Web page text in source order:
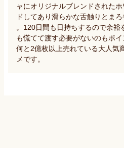
ャにオリジナルブレンドされた
ドしてあり滑らかな舌触りとま
。120日間も日持ちするので余裕
も慌てて渡す必要がないのもポ
何と2億枚以上売れている大人気
メです。